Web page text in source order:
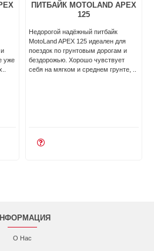
уже
ПИТБАЙК MOTOLAND APEX
125
Недорогой надёжный питбайк
MotoLand APEX 125 идеален для
поездок по грунтовым дорогам и
бездорожью. Хорошо чувствует
себя на мягком и среднем грунте, ..
О Нас